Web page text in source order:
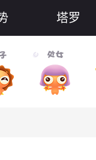
塔罗